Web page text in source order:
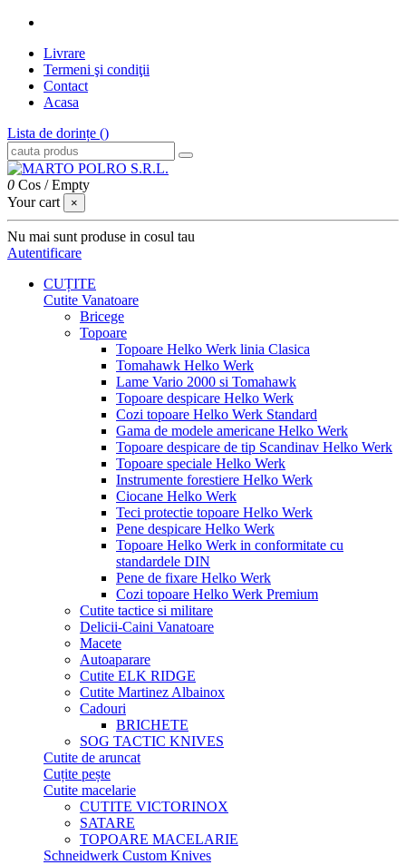
Livrare
Termeni şi condiţii
Contact
Acasa
Lista de dorințe ()
0 Cos /Empty
Your cart
×
Nu mai sunt produse in cosul tau
Autentificare
CUȚITE
Cutite Vanatoare
Bricege
Topoare
Topoare Helko Werk linia Clasica
Tomahawk Helko Werk
Lame Vario 2000 si Tomahawk
Topoare despicare Helko Werk
Cozi topoare Helko Werk Standard
Gama de modele americane Helko Werk
Topoare despicare de tip Scandinav Helko Werk
Topoare speciale Helko Werk
Instrumente forestiere Helko Werk
Ciocane Helko Werk
Teci protectie topoare Helko Werk
Pene despicare Helko Werk
Topoare Helko Werk in conformitate cu
standardele DIN
Pene de fixare Helko Werk
Cozi topoare Helko Werk Premium
Cutite tactice si militare
Delicii-Caini Vanatoare
Macete
Autoaparare
Cutite ELK RIDGE
Cutite Martinez Albainox
Cadouri
BRICHETE
SOG TACTIC KNIVES
Cutite de aruncat
Cuțite pește
Cutite macelarie
CUTITE VICTORINOX
SATARE
TOPOARE MACELARIE
Schneidwerk Custom Knives